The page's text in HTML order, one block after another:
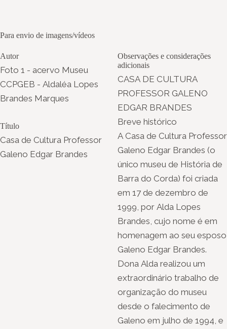
Para envio de imagens/vídeos
Autor
Foto 1 - acervo Museu
CCPGEB - Aldaléa Lopes
Brandes Marques
Título
Casa de Cultura Professor
Galeno Edgar Brandes
Observações e considerações
adicionais
CASA DE CULTURA
PROFESSOR GALENO
EDGAR BRANDES
Breve histórico
A Casa de Cultura Professor
Galeno Edgar Brandes (o
único museu de História de
Barra do Corda) foi criada
em 17 de dezembro de
1999, por Alda Lopes
Brandes, cujo nome é em
homenagem ao seu esposo
Galeno Edgar Brandes.
Dona Alda realizou um
extraordinário trabalho de
organização do museu
desde o falecimento de
Galeno em julho de 1994, e